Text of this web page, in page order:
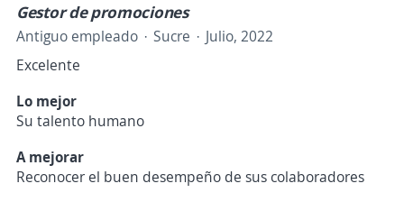
Gestor de promociones
Antiguo empleado Sucre
Julio, 2022
Excelente
Lo mejor
Su talento humano
A mejorar
Reconocer el buen desempeño de sus colaboradores